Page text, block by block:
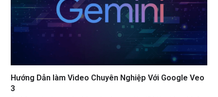
Hướng Dẫn làm Video Chuyên Nghiệp Với Google Veo
3